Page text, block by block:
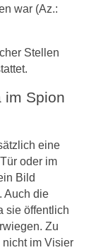
war (Az.:
Stellen
im Spion
eine
oder im
Bild
Auch die
sie öffentlich
Zu
im Visier